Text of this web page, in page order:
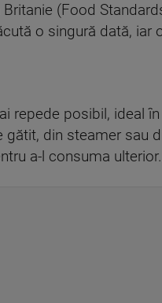
(Food
o singură dată, iar
repede posibil, ideal
din steamer sau
a-l consuma ulterior.